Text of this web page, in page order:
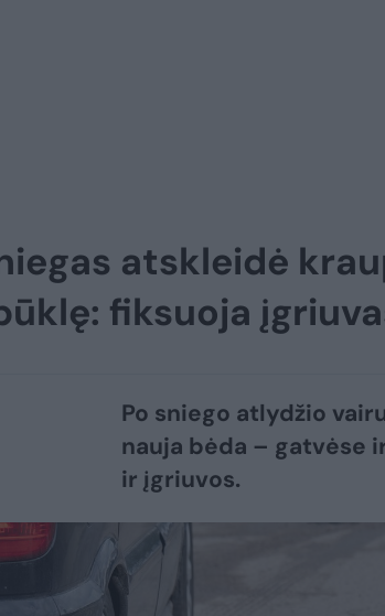
atskleidė
fiksuoja
Po sniego atlydžio
nauja bėda – gatvėse
ir įgriuvos.